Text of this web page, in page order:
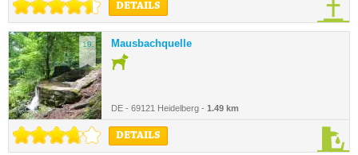
DETAILS
19. Mausbachquelle
DE - 69121 Heidelberg - 1.49 km
DETAILS